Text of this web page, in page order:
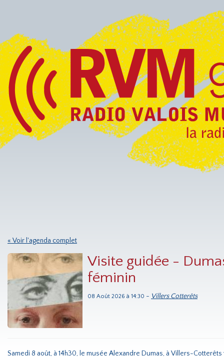
« Voir l'agenda complet
Visite guidée -
féminin
08 Août 2026 à 14:30 - Villers Cotterêts
Samedi 8 août, à 14h30, le musée Alexandre Dumas, à Villers-